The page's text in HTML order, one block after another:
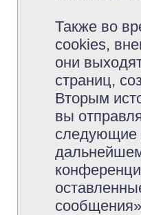
Также во
cookies,
они
страниц,
Вторым
вы
следующие